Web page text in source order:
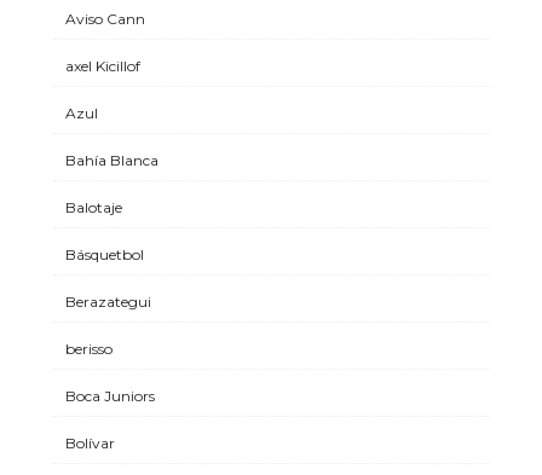
Aviso Cann
axel Kicillof
Azul
Bahía Blanca
Balotaje
Básquetbol
Berazategui
berisso
Boca Juniors
Bolívar